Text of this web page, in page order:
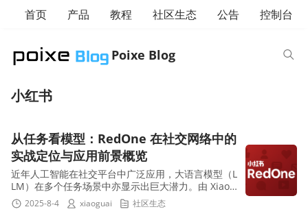
Poixe Blog
首页 产品 教程 社区生态 公告 控制台
小红书
从任务看模型：RedOne 在社交网络中的
实战定位与应用前景概览
近年人工智能在社交平台中广泛应用，大语言模型（L
LM）在多个任务场景中亦显示出巨大潜力。由 Xiaoh
ongshu（小红书）团队 开发的 RedOne，正是一款
专注服务 S...
2025-8-4 xiaoguai 社区生态